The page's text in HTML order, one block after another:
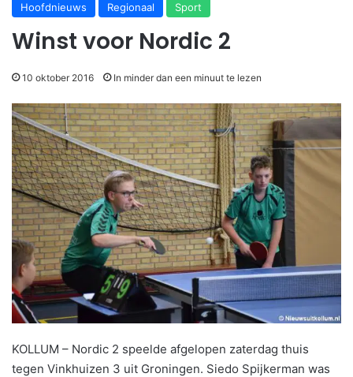
Hoofdnieuws Regionaal Sport
Winst voor Nordic 2
10 oktober 2016 In minder dan een minuut te lezen
KOLLUM – Nordic 2 speelde afgelopen zaterdag thuis
tegen Vinkhuizen 3 uit Groningen. Siedo Spijkerman was